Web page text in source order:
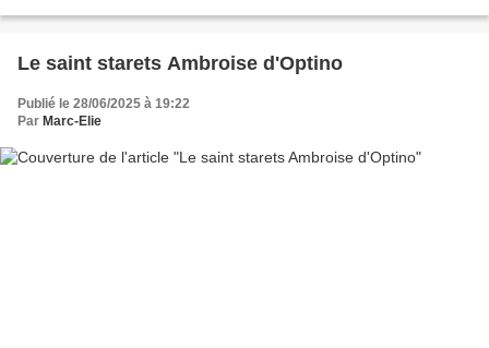
Le saint starets Ambroise d'Optino
Publié le 28/06/2025 à 19:22
Par Marc-Elie